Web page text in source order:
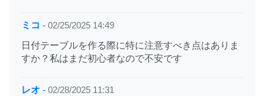
ミコ - 02/25/2025 14:49
日付テーブルを作る際に特に注意すべき点はありま
すか？私はまだ初心者なので不安です
レオ - 02/28/2025 11:31